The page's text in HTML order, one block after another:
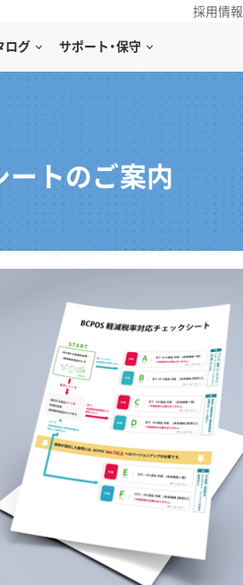
採用情報
ログ サポート・保守
ートのご案内